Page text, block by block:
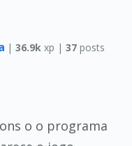
| 36.9k xp | 37posts
o o programa